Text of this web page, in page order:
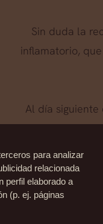
Sin duda la
inflamatorio,
Al día
poco hinchado
con lo que la
paciente
para analizar
relacionada
perfil elaborado a
(p. ej. páginas